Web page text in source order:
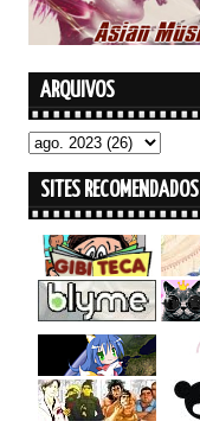
ARQUIVOS
SITES RECOMENDADOS